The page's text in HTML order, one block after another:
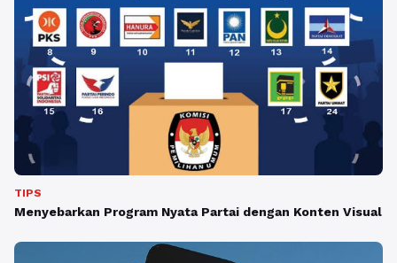
TIPS
Menyebarkan Program Nyata Partai dengan Konten Visual